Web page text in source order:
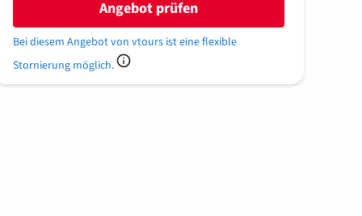
Angebot prüfen
Bei diesem Angebot von vtours ist eine flexible
Stornierung möglich.